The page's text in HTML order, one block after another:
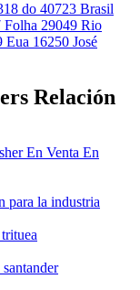
do 40723 Brasil
Folha 29049 Rio
16250 José
Relación
En Venta En
para la industria